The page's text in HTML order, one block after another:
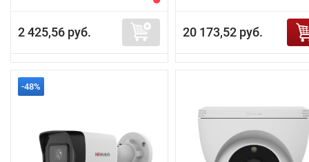
2 425,56 руб. 20 173,52 руб.
-48%